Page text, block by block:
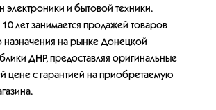
электроники и бытовой техники.
лет занимается продажей товаров
назначения на рынке Донецкой
ДНР, предоставляя оригинальные
цене с гарантией на приобретаемую